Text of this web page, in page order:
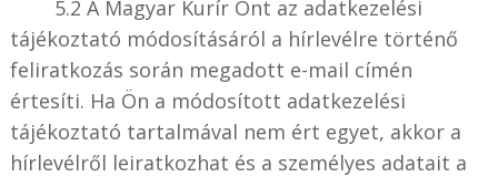
5.2 A Magyar Kurír Önt az adatkezelési
tájékoztató módosításáról a hírlevélre történő
feliratkozás során megadott e-mail címén
értesíti. Ha Ön a módosított adatkezelési
tájékoztató tartalmával nem ért egyet, akkor a
hírlevélről leiratkozhat és a személyes adatait a